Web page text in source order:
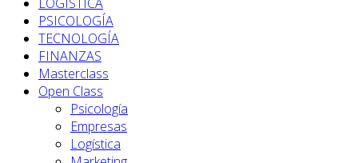
PSICOLOGÍA
TECNOLOGÍA
FINANZAS
Masterclass
Open Class
Psicología
Empresas
Logística